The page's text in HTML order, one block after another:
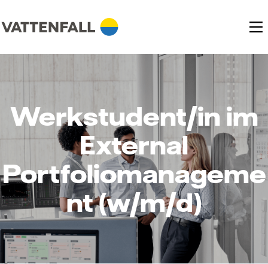
Werkstudent/in im
External
Portfoliomanageme
nt (w/m/d)